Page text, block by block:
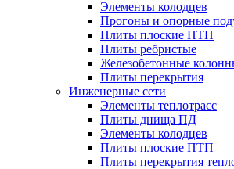
Элементы колодцев
Прогоны и опорные
Плиты плоские ПТП
Плиты ребристые
Железобетонные
Плиты перекрытия
Инженерные сети
Элементы теплотрасс
Плиты днища ПД
Элементы колодцев
Плиты плоские ПТП
Плиты перекрытия